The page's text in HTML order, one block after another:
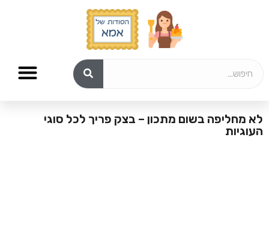
לא מחליפה בשום מתכון – בצק פריך לכל סוגי
העוגיות